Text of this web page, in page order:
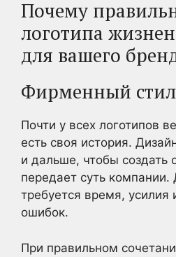
Почему
логотипа
для вашего
Фирменный
Почти у всех логотипов
есть своя история.
и дальше, чтобы создать
передает суть компании.
требуется время, усилия
ошибок.
При правильном